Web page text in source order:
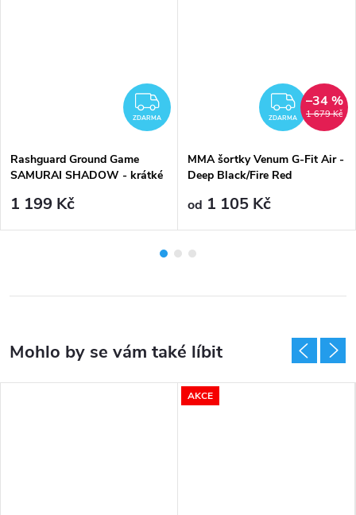
ZDARMA
ZDARMA
Rashguard Ground Game
SAMURAI SHADOW - krátké
1 199 Kč
ZDARMA 1 679 Kč
–34 %
MMA šortky Venum G-Fit Air -
Deep Black/Fire Red
od 1 105 Kč
AKCE